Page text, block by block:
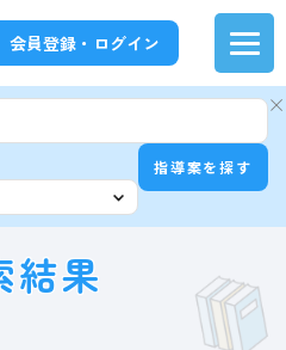
会員登録・ログイン
指導案を探す
結果